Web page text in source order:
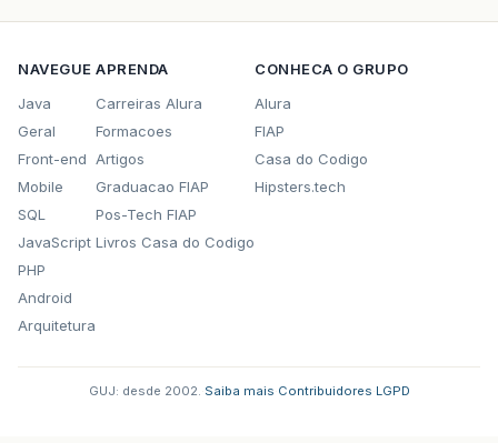
NAVEGUE
Java
Geral
Front-end
Mobile
SQL
JavaScript
PHP
Android
Arquitetura
APRENDA
Carreiras Alura
Formacoes
Artigos
Graduacao FIAP
Pos-Tech FIAP
Livros Casa do Codigo
CONHECA O GRUPO
Alura
FIAP
Casa do Codigo
Hipsters.tech
GUJ: desde 2002. Saiba mais Contribuidores LGPD